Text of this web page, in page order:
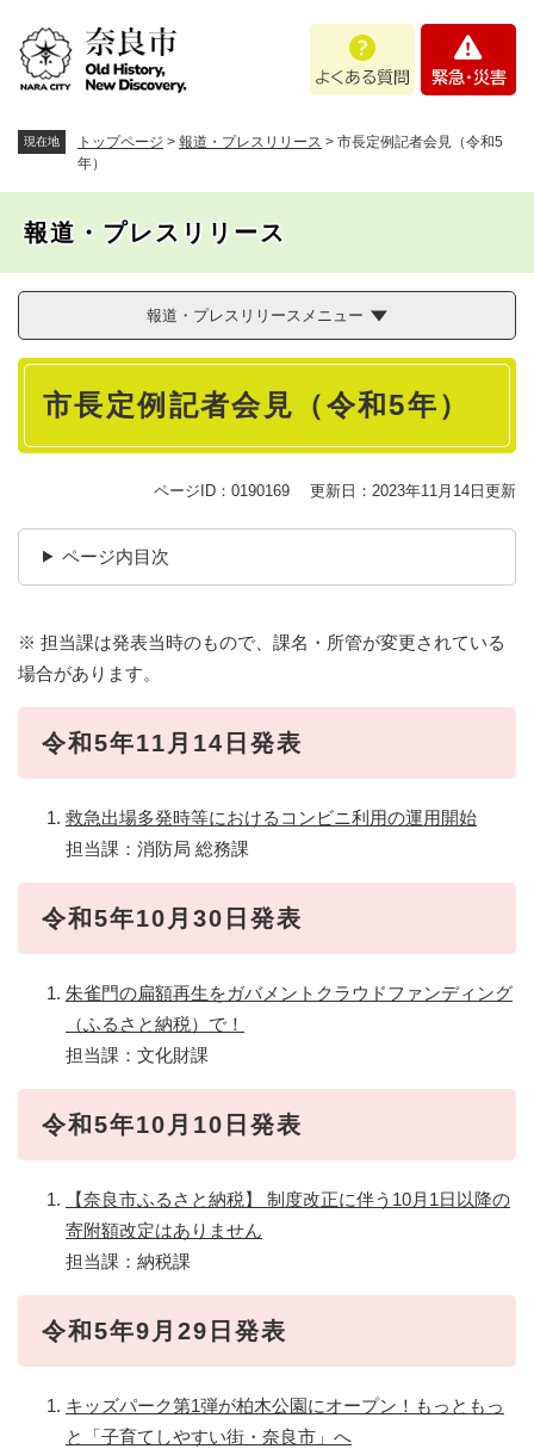
あ
問
・
現在地 トップページ > 報道・プレスリリース > 市長定例記者会見（令和5
年）
報道・プレスリリース
報道・プレスリリースメニュー
本
市長定例記者会見（令和5年）
ページID：0190169 更新日：2023年11月14日更新
ページ内目次
※ 担当課は発表当時のもので、課名・所管が変更されている
場合があります。
令和5年11月14日発表
救急出場多発時等におけるコンビニ利用の運用開始
担当課：消防局 総務課
令和5年10月30日発表
朱雀門の扁額再生をガバメントクラウドファンディング
（ふるさと納税）で！
担当課：文化財課
令和5年10月10日発表
【奈良市ふるさと納税】 制度改正に伴う10月1日以降の
寄附額改定はありません
担当課：納税課
令和5年9月29日発表
キッズパーク第1弾が柏木公園にオープン！もっともっ
と「子育てしやすい街・奈良市」へ​